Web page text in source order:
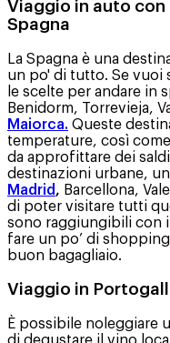
Viaggio in auto
Spagna
La Spagna è una
un po' di tutto. Se vuoi
le scelte per andare in
Benidorm, Torrevieja,
Maiorca. Queste
temperature, così
da approfittare dei
destinazioni urbane,
Madrid , Barcellona,
di poter visitare tutti
sono raggiungibili con
fare un po’ di
buon bagagliaio.
Viaggio in
È possibile noleggiare